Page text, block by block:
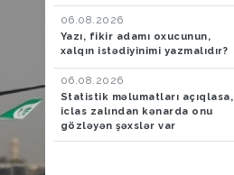
06.08.2026
Yazı, fikir adamı oxucunun,
xalqın istədiyinimi yazmalıdır?
06.08.2026
Statistik məlumatları açıqlasa,
iclas zalından kənarda onu
gözləyən şəxslər var